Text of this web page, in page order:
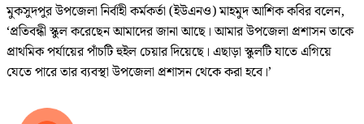
মুকসুদপুর উপজেলা নির্বাহী কর্মকর্তা (ইউএনও) মাহমুদ আশিক কবির বলেন,
‘প্রতিবন্ধী স্কুল করেছেন আমাদের জানা আছে। আমার উপজেলা প্রশাসন তাকে
প্রাথমিক পর্যায়ের পাঁচটি হুইল চেয়ার দিয়েছে। এছাড়া স্কুলটি যাতে এগিয়ে
যেতে পারে তার ব্যবস্থা উপজেলা প্রশাসন থেকে করা হবে।’